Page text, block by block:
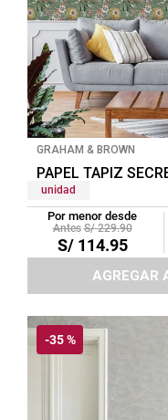
GRAHAM & BROWN
PAPEL TAPIZ
unidad
Por menor desde
S/ 229.90
S/ 114.95
AGREGAR
-35 %